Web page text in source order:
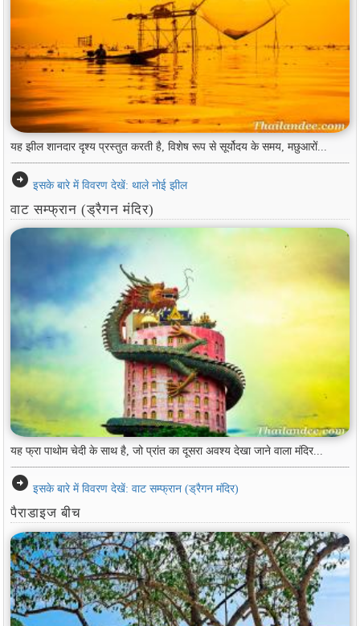
यह झील शानदार दृश्य प्रस्तुत करती है, विशेष रूप से सूर्योदय के समय, मछुआरों...
arrow_circle_right इसके बारे में विवरण देखें: थाले नोई झील
वाट सम्फ्रान (ड्रैगन मंदिर)
यह फ्रा पाथोम चेदी के साथ है, जो प्रांत का दूसरा अवश्य देखा जाने वाला मंदिर...
arrow_circle_right इसके बारे में विवरण देखें: वाट सम्फ्रान (ड्रैगन मंदिर)
पैराडाइज बीच